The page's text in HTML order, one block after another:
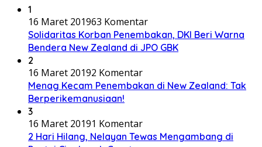
1
16 Maret 201963 Komentar
Solidaritas Korban Penembakan, DKI Beri Warna
Bendera New Zealand di JPO GBK
2
16 Maret 20192 Komentar
Menag Kecam Penembakan di New Zealand: Tak
Berperikemanusiaan!
3
16 Maret 20191 Komentar
2 Hari Hilang, Nelayan Tewas Mengambang di